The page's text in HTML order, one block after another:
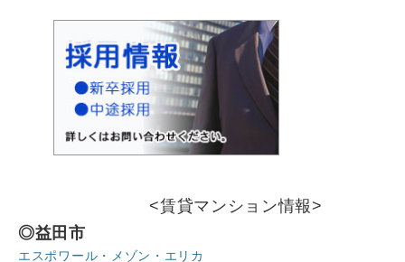
<賃貸マンション情報>
◎益田市
エスポワール・メゾン・エリカ